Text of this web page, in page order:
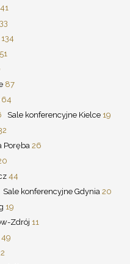
134
87
64
Sale konferencyjne Kielce 19
Poręba 26
44
Sale konferencyjne Gdynia 20
19
Zdrój 11
49